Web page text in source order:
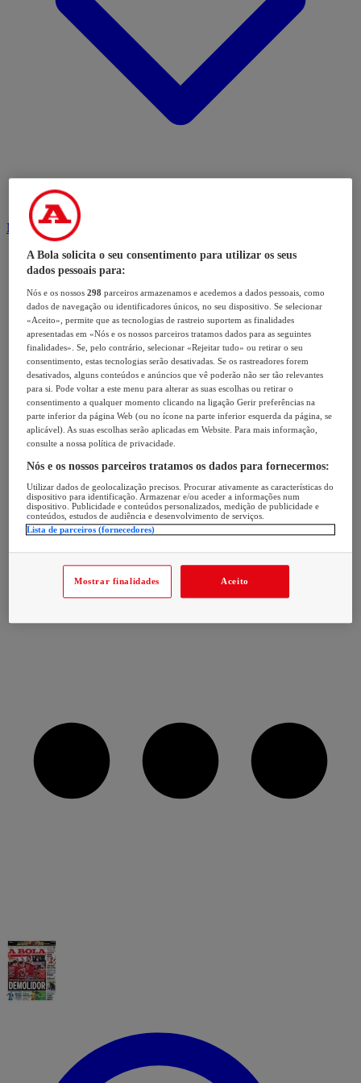
Modalidades
A Bola solicita o seu consentimento para utilizar os seus
dados pessoais para:
Nós e os nossos298 parceiros armazenamos e acedemos a dados pessoais, como
dados de navegação ou identificadores únicos, no seu dispositivo. Se selecionar
«Aceito», permite que as tecnologias de rastreio suportem as finalidades
apresentadas em «Nós e os nossos parceiros tratamos dados para as seguintes
finalidades». Se, pelo contrário, selecionar «Rejeitar tudo» ou retirar o seu
consentimento, estas tecnologias serão desativadas. Se os rastreadores forem
desativados, alguns conteúdos e anúncios que vê poderão não ser tão relevantes
para si. Pode voltar a este menu para alterar as suas escolhas ou retirar o
consentimento a qualquer momento clicando na ligação Gerir preferências na
parte inferior da página Web (ou no ícone na parte inferior esquerda da página, se
aplicável). As suas escolhas serão aplicadas em Website. Para mais informação,
consulte a nossa política de privacidade.
Nós e os nossos parceiros tratamos os dados para fornecermos:
Utilizar dados de geolocalização precisos. Procurar ativamente as características do
dispositivo para identificação. Armazenar e/ou aceder a informações num
dispositivo. Publicidade e conteúdos personalizados, medição de publicidade e
conteúdos, estudos de audiência e desenvolvimento de serviços.
Lista de parceiros (fornecedores)
Mostrar finalidades Aceito